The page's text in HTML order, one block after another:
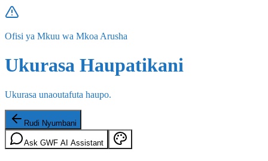
Ofisi ya Mkuu wa Mkoa Arusha
Ukurasa Haupatikani
Ukurasa unaoutafuta haupo.
Rudi Nyumbani
Ask GWF AI Assistant